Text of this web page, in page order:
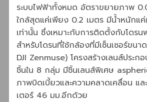
ระบบไฟฟ้าทั้งหมด อัตราขยายภาพ
ใกล้สุดแค่เพียง 0.2 เมตร มีน้ำหนักแ
เท่านั้น ซึ่งเหมาะกับการติดตั้งกับโดรน
สำหรับโดรนที่ใช้กล้องที่มีเซ็นเซอร์ขน
DJI Zenmuse) โครงสร้างเลนส์ประก
ชิ้นใน 8 กลุ่ม มีชิ้นเลนส์พิเศษ
ภาพบิดเบี้ยวและความคลาดเคลื่อน แล
เตอร์ 46 มม.อีกด้วย